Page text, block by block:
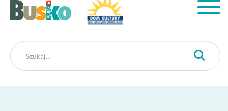
Busko Zdrój